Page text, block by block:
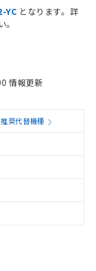
YC となります。詳
情報更新
推奨代替機種